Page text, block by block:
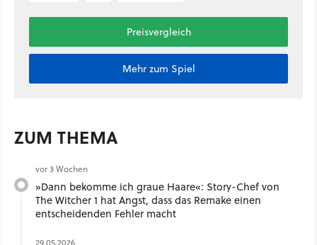
Preisvergleich
Mehr zum Spiel
ZUM THEMA
vor 3 Wochen
»Dann bekomme ich graue Haare«: Story-Chef von
The Witcher 1 hat Angst, dass das Remake einen
entscheidenden Fehler macht
29.05.2026